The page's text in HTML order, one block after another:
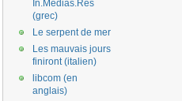
In.Medias.Res
(grec)
Le serpent de mer
Les mauvais jours
finiront (italien)
libcom (en
anglais)